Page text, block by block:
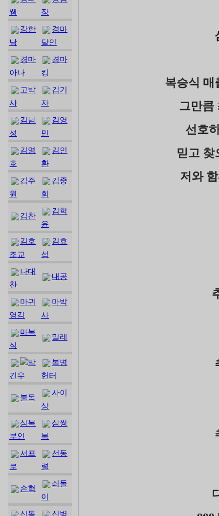
쌤
장
강한
남
경마
달인
경마
아나
경마
킹
고박
사
김기
자
김남
성
김영
민
김영
호
김인
환
김주
원
김중
회
김찬
김학
윤
김호
조교
김효
섭
나대
찬
내공
마귀
영감
마박
사
마복
식
밀레
박
건우
복병
헌터
불독
사이
상
삼복
부인
삼쌍
복
서프
로
선동
렬
손혁
쇠돌
이
신동
신병
복승식 매
그만큼
선호
믿고 찾
저와